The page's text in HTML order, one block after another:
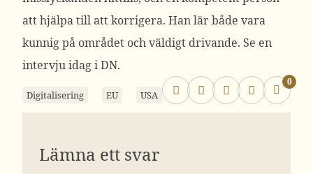
att hjälpa till att korrigera. Han lär både vara
kunnig på området och väldigt drivande. Se en
intervju idag i DN.
Digitalisering EU USA
0
Lämna ett svar